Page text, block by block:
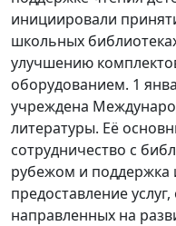
инициировали
школьных
улучшению
оборудованием. 1
учреждена
литературы. Её
сотрудничество с
рубежом и поддержка
предоставление
направленных на